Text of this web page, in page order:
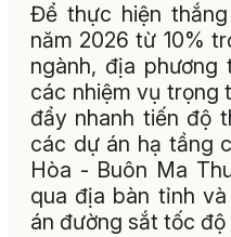
Để thực hiện
năm 2026 từ 10%
ngành, địa
các nhiệm vụ trọng
đẩy nhanh tiến độ
các dự án hạ tầng
Hòa - Buôn Ma
qua địa bàn tỉnh
án đường sắt tốc độ